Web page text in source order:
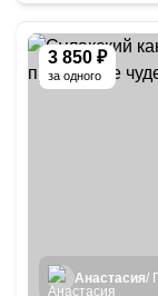
3 850 ₽
за одного
Анастасия/